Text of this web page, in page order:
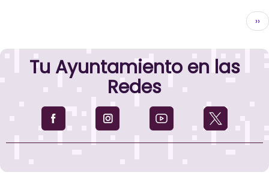
de
Nikola
ingeniero
excepcional
››
Tu Ayuntamiento en las
Redes